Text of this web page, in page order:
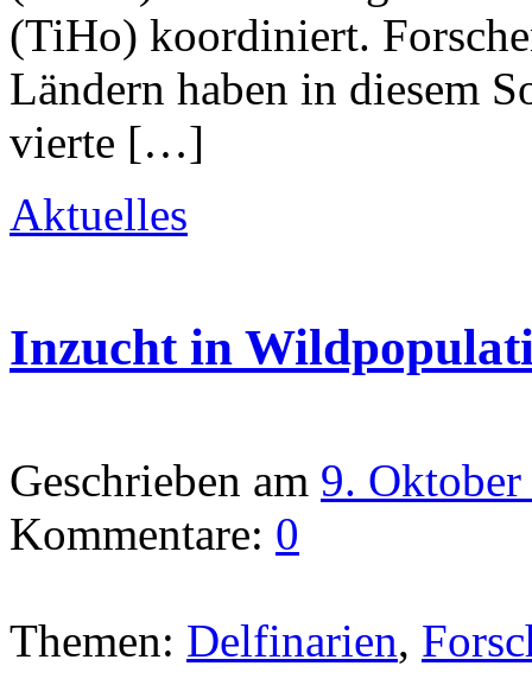
(TiHo) koordiniert.
Ländern haben in diesem
vierte […]
Aktuelles
Inzucht in
Geschrieben am 9.
Kommentare: 0
Themen: Delfinarien,